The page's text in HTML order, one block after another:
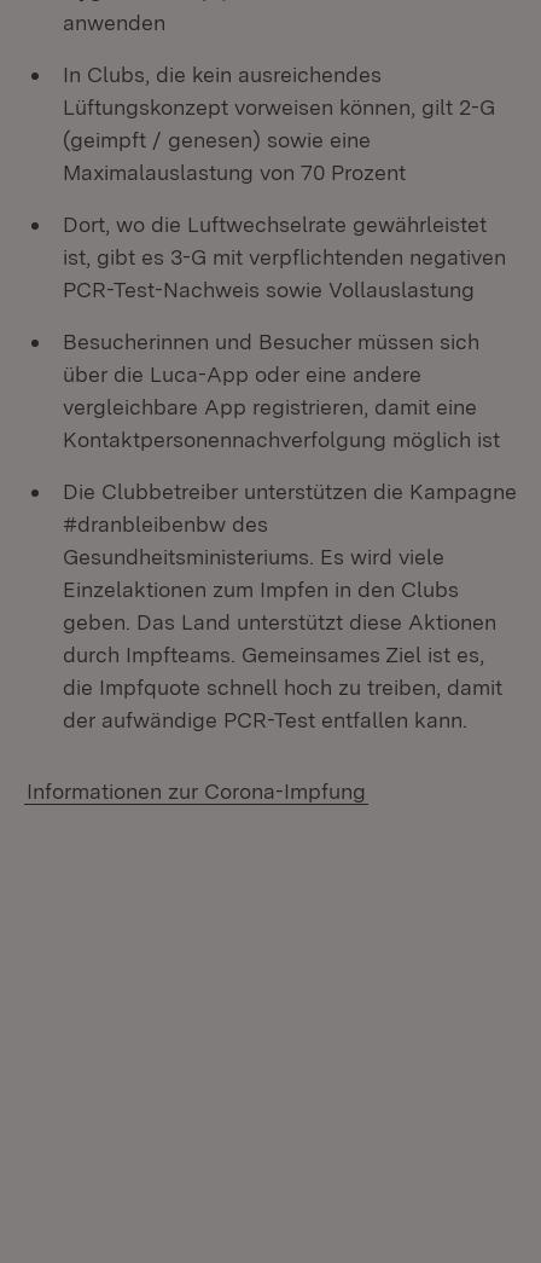
anwenden
In Clubs, die kein ausreichendes
Lüftungskonzept vorweisen können, gilt 2-G
(geimpft / genesen) sowie eine
Maximalauslastung von 70 Prozent
Dort, wo die Luftwechselrate gewährleistet
ist, gibt es 3-G mit verpflichtenden negativen
PCR-Test-Nachweis sowie Vollauslastung
Besucherinnen und Besucher müssen sich
über die Luca-App oder eine andere
vergleichbare App registrieren, damit eine
Kontaktpersonennachverfolgung möglich ist
Die Clubbetreiber unterstützen die Kampagne
#dranbleibenbw des
Gesundheitsministeriums. Es wird viele
Einzelaktionen zum Impfen in den Clubs
geben. Das Land unterstützt diese Aktionen
durch Impfteams. Gemeinsames Ziel ist es,
die Impfquote schnell hoch zu treiben, damit
der aufwändige PCR-Test entfallen kann.
Informationen zur Corona-Impfung